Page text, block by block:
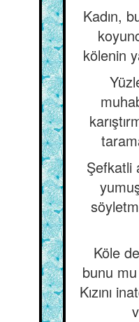
Kadın,
kölenin
Şefkatli
Köle
bunu
Kızını